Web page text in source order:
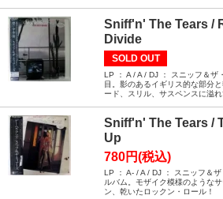
Sniff'n' The Tears /
Divide
SOLD OUT
LP ： A / A / DJ ： スニッフ＆ザ
目。影のあるイギリス的な部分
ード、スリル、サスペンスに溢れ
Sniff'n' The Tears /
Up
780円(税込)
LP ： A- / A / DJ ： スニッフ＆
ルバム。モザイク模様のような
ン、乾いたロックン・ロール！